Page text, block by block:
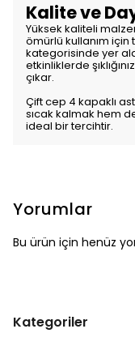
Kalite ve
Yüksek kaliteli
ömürlü kullanım için
kategorisinde yer
etkinliklerde
çıkar.
Çift cep 4 kapaklı
sıcak kalmak hem
ideal bir tercihtir.
Yorumlar
Bu ürün için henüz
Kategoriler